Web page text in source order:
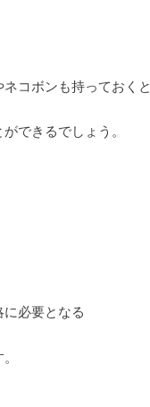
コボンも持っておくと
できるでしょう。
必要となる